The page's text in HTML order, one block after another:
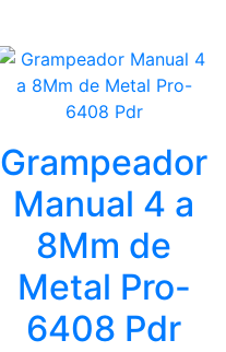
Grampeador
Manual 4 a
8Mm de
Metal Pro-
6408 Pdr